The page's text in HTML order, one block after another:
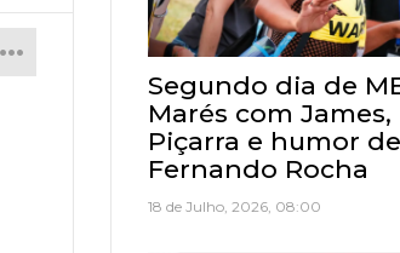
Segundo dia de
Marés com
Piçarra e humor de
Fernando Rocha
18 de Julho, 2026, 08:00